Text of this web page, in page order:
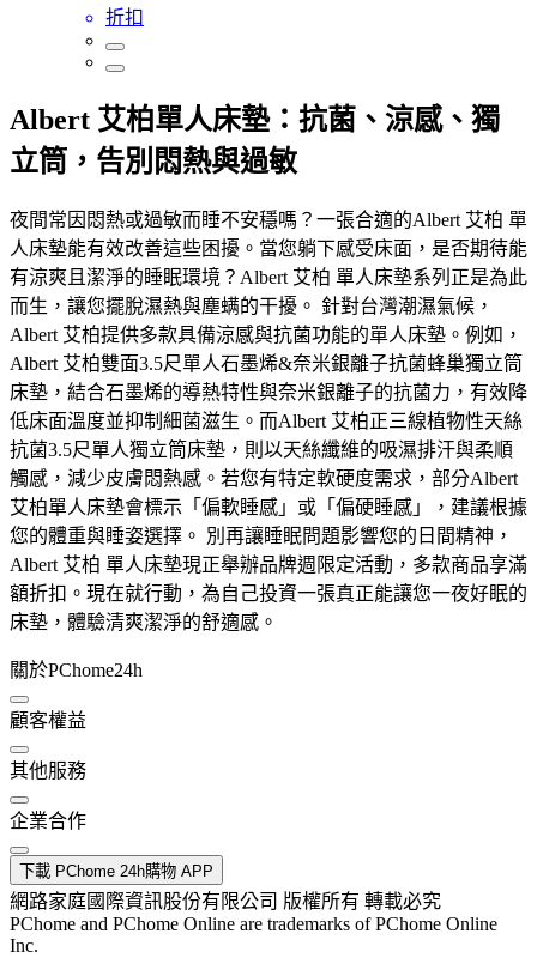
折扣
Albert 艾柏單人床墊：抗菌、涼感、獨
立筒，告別悶熱與過敏
夜間常因悶熱或過敏而睡不安穩嗎？一張合適的Albert 艾柏 單
人床墊能有效改善這些困擾。當您躺下感受床面，是否期待能
有涼爽且潔淨的睡眠環境？Albert 艾柏 單人床墊系列正是為此
而生，讓您擺脫濕熱與塵螨的干擾。 針對台灣潮濕氣候，
Albert 艾柏提供多款具備涼感與抗菌功能的單人床墊。例如，
Albert 艾柏雙面3.5尺單人石墨烯&奈米銀離子抗菌蜂巢獨立筒
床墊，結合石墨烯的導熱特性與奈米銀離子的抗菌力，有效降
低床面溫度並抑制細菌滋生。而Albert 艾柏正三線植物性天絲
抗菌3.5尺單人獨立筒床墊，則以天絲纖維的吸濕排汗與柔順
觸感，減少皮膚悶熱感。若您有特定軟硬度需求，部分Albert
艾柏單人床墊會標示「偏軟睡感」或「偏硬睡感」，建議根據
您的體重與睡姿選擇。 別再讓睡眠問題影響您的日間精神，
Albert 艾柏 單人床墊現正舉辦品牌週限定活動，多款商品享滿
額折扣。現在就行動，為自己投資一張真正能讓您一夜好眠的
床墊，體驗清爽潔淨的舒適感。
關於PChome24h
顧客權益
其他服務
企業合作
下載 PChome 24h購物 APP
網路家庭國際資訊股份有限公司 版權所有 轉載必究
PChome and PChome Online are trademarks of PChome Online
Inc.